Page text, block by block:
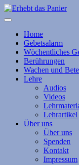
Home
Gebetsalarm
Wöchentliches
Berührungen
Wachen und
Lehre
Audios
Videos
Lehrartikel
Über uns
Über uns
Spenden
Kontakt
Impressum